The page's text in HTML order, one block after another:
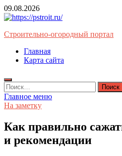
Перейти
к
09.08.2026
Строительно-огородный портал
Главная
Карта сайта
Найти:
Главное меню
На заметку
Как правильно
и рекомендации